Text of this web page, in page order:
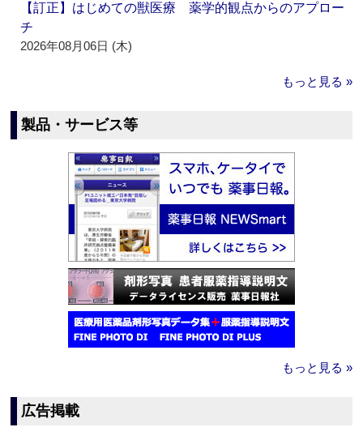
【訂正】はじめての獣医療 薬学的観点からのアプロー
チ
2026年08月06日 (木)
もっと見る »
製品・サービス等
もっと見る »
広告掲載